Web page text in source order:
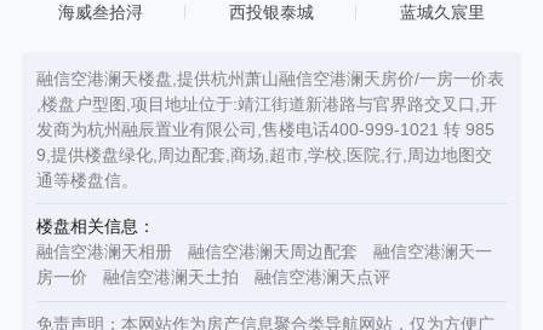
海威叁拾浔 西投银泰城 蓝城久宸里
融信空港澜天楼盘,提供杭州萧山融信空港澜天房价/一房一价表
,楼盘户型图,项目地址位于:靖江街道新港路与官界路交叉口,开
发商为杭州融辰置业有限公司,售楼电话400-999-1021 转 985
9,提供楼盘绿化,周边配套,商场,超市,学校,医院,行,周边地图交
通等楼盘信。
楼盘相关信息：
融信空港澜天相册
融信空港澜天周边配套
融信空港澜天一
房一价
融信空港澜天土拍 融信空港澜天点评
免责声明：本网站作为房产信息聚合类导航网站，仅为方便广